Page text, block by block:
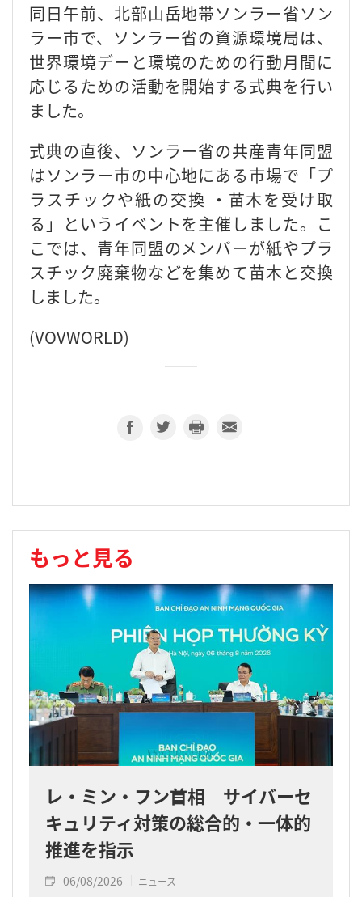
同日午前、北部山岳地帯ソンラー省ソン
ラー市で、ソンラー省の資源環境局は、
世界環境デーと環境のための行動月間に
応じるための活動を開始する式典を行い
ました。
式典の直後、ソンラー省の共産青年同盟
はソンラー市の中心地にある市場で「プ
ラスチックや紙の交換 ・苗木を受け取
る」というイベントを主催しました。こ
こでは、青年同盟のメンバーが紙やプラ
スチック廃棄物などを集めて苗木と交換
しました。
(VOVWORLD)
もっと見る
レ・ミン・フン首相 サイバーセ
キュリティ対策の総合的・一体的
推進を指示
06/08/2026 ニュース